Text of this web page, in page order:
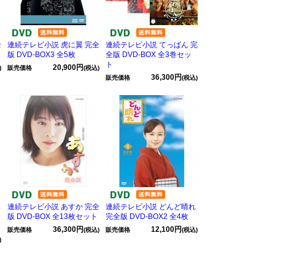
連続テレビ小説 虎に翼 完全
版 DVD-BOX3 全5枚
販売価格 20,900円(税込)
連続テレビ小説 てっぱん 完
全版 DVD-BOX 全3巻セッ
ト
販売価格 36,300円(税込)
連続テレビ小説 あすか 完全
版 DVD-BOX 全13枚セット
販売価格 36,300円(税込)
連続テレビ小説 どんど晴れ
完全版 DVD-BOX2 全4枚
販売価格 12,100円(税込)